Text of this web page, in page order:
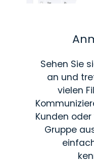
Sehen Sie
an und
vielen
Kunden
Gruppe